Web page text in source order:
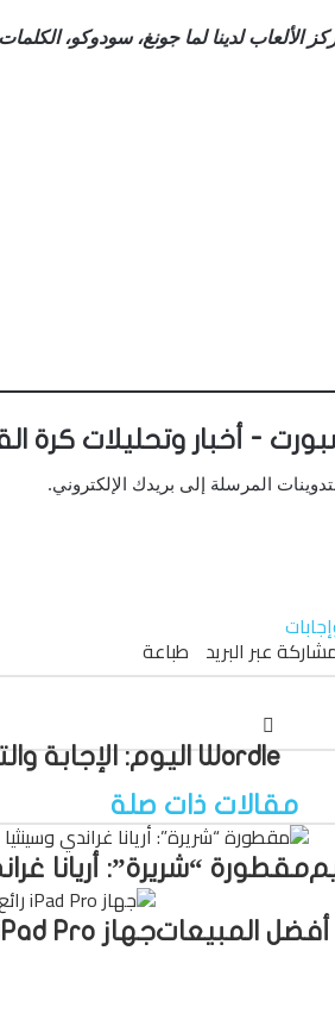
الألعاب لدينالما جونغ، سودوكو،
- أخبار وتحليلات كرة
المرسلة إلى بريدك الإلكتروني.
عبر البريد طباعة
Wordle اليوم: الإجابة والتلميحات ليوم 16 أكتوبر
مقالات ذات صلة
مقطورة “شريرة”: أريانا
المبيعاتجهاز iPad Pro رائع للبيع